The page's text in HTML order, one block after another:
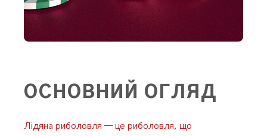
ОСНОВНИЙ ОГЛЯД
Лідяна риболовля — це риболовля, що